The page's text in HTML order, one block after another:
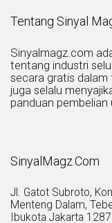
Tentang Sinyal
Sinyalmagz.com
tentang industri
secara gratis
juga selalu
panduan
SinyalMagz.Com
Jl. Gatot Subroto,
Menteng Dalam,
Ibukota Jakarta